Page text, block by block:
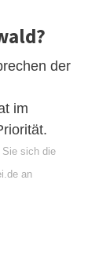
der
im
Sie sich die
an